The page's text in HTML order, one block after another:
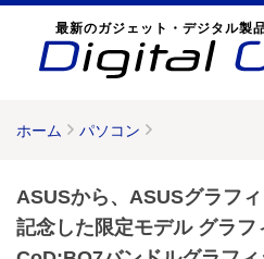
最新のガジェット・デジタル製
ホーム パソコン
ASUSから、ASUSグラフ
記念した限定モデル グラフ